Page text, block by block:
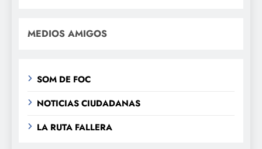
MEDIOS AMIGOS
SOM DE FOC
NOTICIAS CIUDADANAS
LA RUTA FALLERA